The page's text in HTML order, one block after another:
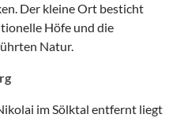
Der kleine Ort besticht
Höfe und die
Natur.
im Sölktal entfernt liegt